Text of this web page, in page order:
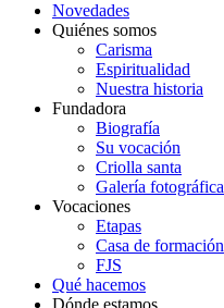
Novedades
Quiénes somos
Carisma
Espiritualidad
Nuestra historia
Fundadora
Biografía
Su vocación
Criolla santa
Galería fotográfica
Vocaciones
Etapas
Casa de formación
FJS
Qué hacemos
Dónde estamos